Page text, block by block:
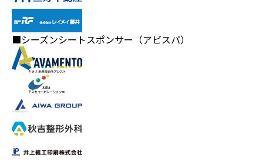
■シーズンシートスポンサー（アビスパ）